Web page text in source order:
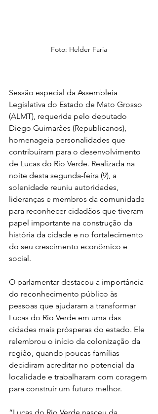
Foto: Helder Faria
Sessão especial da Assembleia
Legislativa do Estado de Mato Grosso
(ALMT), requerida pelo deputado
Diego Guimarães (Republicanos),
homenageia personalidades que
contribuíram para o desenvolvimento
de Lucas do Rio Verde. Realizada na
noite desta segunda-feira (9), a
solenidade reuniu autoridades,
lideranças e membros da comunidade
para reconhecer cidadãos que tiveram
papel importante na construção da
história da cidade e no fortalecimento
do seu crescimento econômico e
social.
O parlamentar destacou a importância
do reconhecimento público às
pessoas que ajudaram a transformar
Lucas do Rio Verde em uma das
cidades mais prósperas do estado. Ele
relembrou o início da colonização da
região, quando poucas famílias
decidiram acreditar no potencial da
localidade e trabalharam com coragem
para construir um futuro melhor.